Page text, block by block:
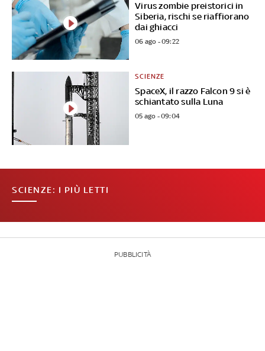
Virus zombie preistorici in
Siberia, rischi se riaffiorano
dai ghiacci
06 ago - 09:22
SpaceX, il razzo Falcon 9 si è
schiantato sulla Luna
SCIENZE
05 ago - 09:04
SCIENZE: I PIÙ LETTI
PUBBLICITÀ